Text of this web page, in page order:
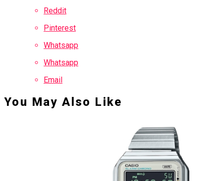
Reddit
Pinterest
Whatsapp
Whatsapp
Email
You May Also Like